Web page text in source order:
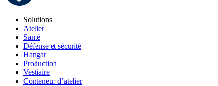
Solutions
Atelier
Santé
Défense et sécurité
Hangar
Production
Vestiaire
Conteneur d’atelier